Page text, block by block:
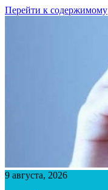
Перейти к содержимому
9 августа, 2026